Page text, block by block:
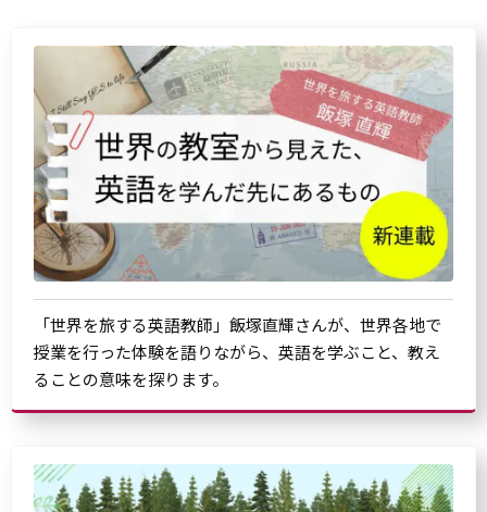
「世界を旅する英語教師」飯塚直輝さんが、世界各地で
授業を行った体験を語りながら、英語を学ぶこと、教え
ることの意味を探ります。